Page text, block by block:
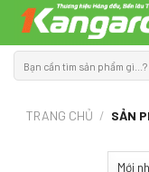
content
kiếm:
TRANG CHỦ / SẢN